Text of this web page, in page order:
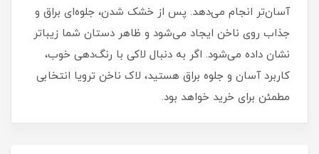
آسان‌تر انجام می‌دهد. پس از خشک شدن، جلوه‌ای براق و
جذاب روی ناخن ایجاد می‌شود و ظاهر دستان شما زیباتر
نشان داده می‌شود. اگر به دنبال لاکی با رنگ‌دهی خوب،
کاربرد آسان و جلوه براق هستید، لاک ناخن ترویا انتخابی
مطمئن برای خرید خواهد بود.